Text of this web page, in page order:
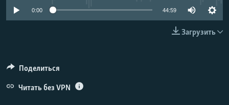
ПОБЕДИТЕЛЕЙ НЕ СУДЯТ?
УКРАИНСКАЯ ПРОБЛЕМА КРЫМА
ПРИСОЕДИНЯЙТЕСЬ!
0:00 44:59
Загрузить
Поделиться
Читать без VPN